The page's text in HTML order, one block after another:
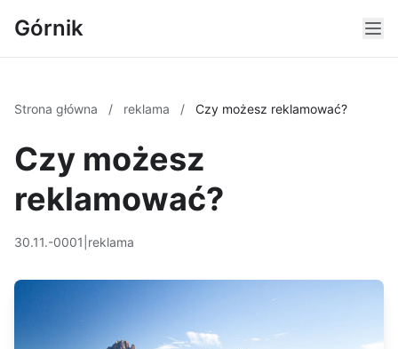
Górnik
Strona główna / reklama / Czy możesz reklamować?
Czy możesz
reklamować?
30.11.-0001 reklama